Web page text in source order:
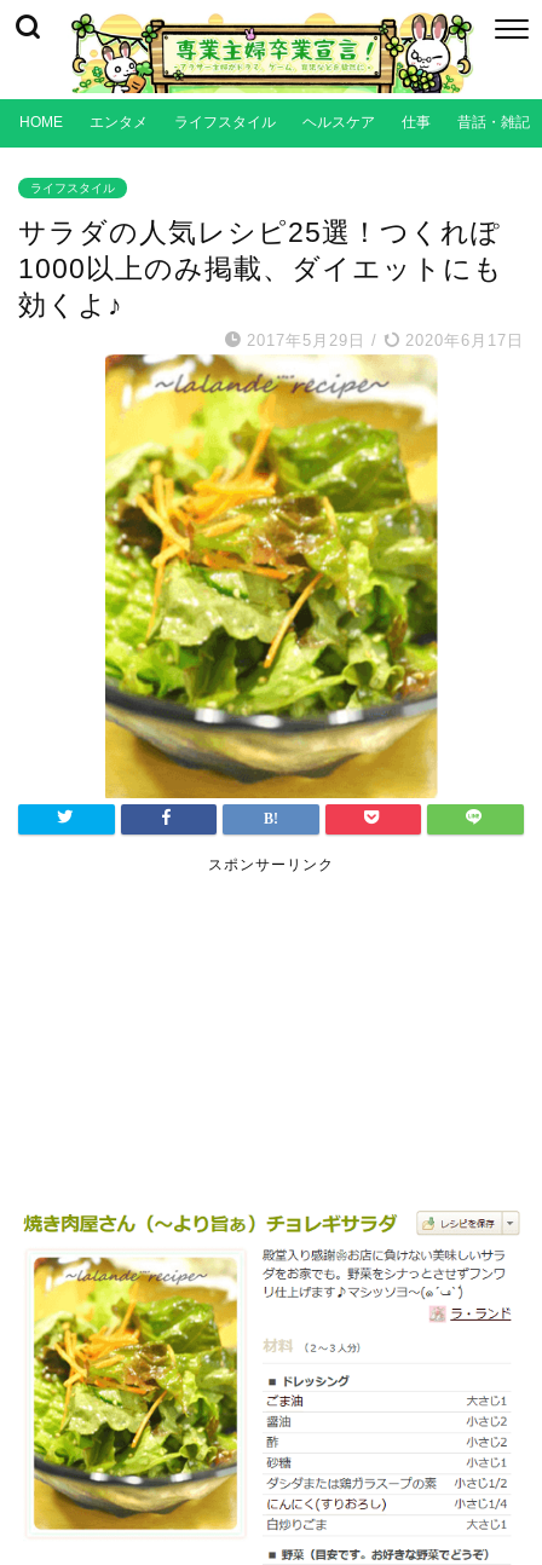
HOME エンタメ ライフスタイル ヘルスケア 仕事 昔話・雑記
ライフスタイル
サラダの人気レシピ25選！つくれぽ
1000以上のみ掲載、ダイエットにも
効くよ♪
2017年5月29日 / 2020年6月17日
スポンサーリンク